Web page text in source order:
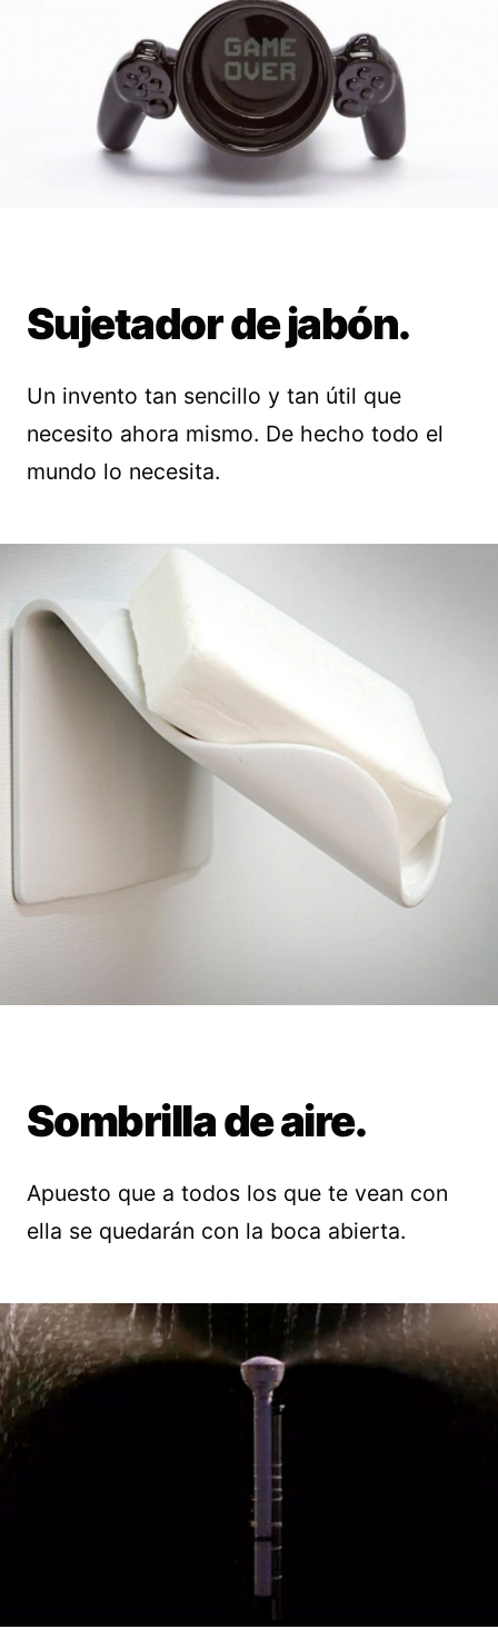
Sujetador de jabón.
Un invento tan sencillo y tan útil que
necesito ahora mismo. De hecho todo el
mundo lo necesita.
Sombrilla de aire.
Apuesto que a todos los que te vean con
ella se quedarán con la boca abierta.